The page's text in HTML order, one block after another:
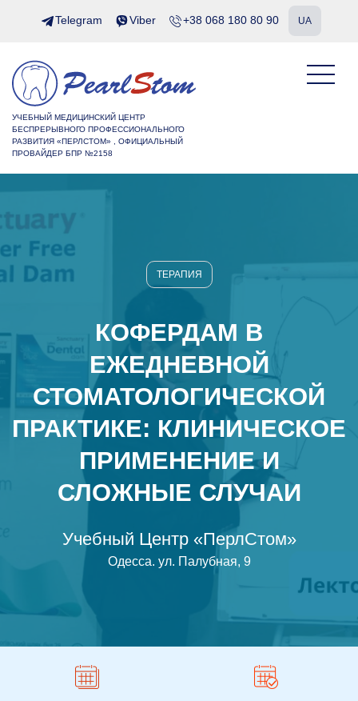
Telegram Viber +38 068 180 80 90 UA
УЧЕБНЫЙ МЕДИЦИНСКИЙ ЦЕНТР
БЕСПРЕРЫВНОГО ПРОФЕССИОНАЛЬНОГО
РАЗВИТИЯ «ПЕРЛСТОМ» , ОФИЦИАЛЬНЫЙ
ПРОВАЙДЕР БПР №2158
ТЕРАПИЯ
КОФЕРДАМ В
ЕЖЕДНЕВНОЙ
СТОМАТОЛОГИЧЕСКОЙ
ПРАКТИКЕ: КЛИНИЧЕСКОЕ
ПРИМЕНЕНИЕ И
СЛОЖНЫЕ СЛУЧАИ
Учебный Центр «ПерлСтом»
Одесса. ул. Палубная, 9